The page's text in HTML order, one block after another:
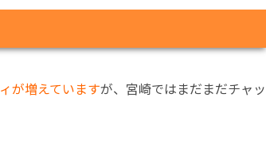
が増えていますが、宮崎ではまだまだチャッ